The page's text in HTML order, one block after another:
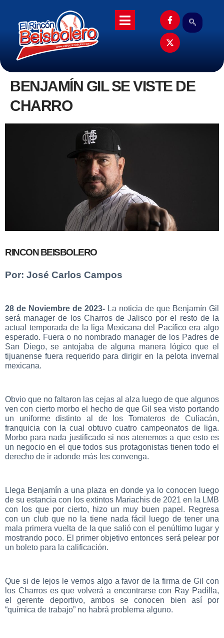
BENJAMÍN GIL SE VISTE DE
CHARRO
RINCON BEISBOLERO
Por: José Carlos Campos
28 de Noviembre de 2023- La noticia de que Benjamín Gil
será manager de los Charros de Jalisco por el resto de la
actual temporada de la liga Mexicana del Pacífico era algo
esperado. Fuera o no nombrado manager de los Padres de
San Diego, se antojaba de alguna manera lógico que el
tijuanense fuera requerido para dirigir en la pelota invernal
mexicana.
Obvio que no faltaron las cejas al alza luego de que algunos
ven con cierto morbo el hecho de que Gil sea visto portando
un uniforme distinto al de los Tomateros de Culiacán,
franquicia con la cual obtuvo cuatro campeonatos de liga.
Morbo para nada justificado si nos atenemos a que esto es
un negocio en el que todos sus protagonistas tienen todo el
derecho de ir adonde más les convenga.
Llega Benjamín a una plaza en donde ya lo conocen luego
de su estancia con los extintos Mariachis de 2021 en la LMB
con los que por cierto, hizo un muy buen papel. Regresa
con un club que no la tiene nada fácil luego de tener una
mala primera vuelta de la que salió con el penúltimo lugar y
mostrando poco. El primer objetivo entonces será pelear por
un boleto para la calificación.
Que si de lejos le vemos algo a favor de la firma de Gil con
los Charros es que volverá a encontrarse con Ray Padilla,
el gerente deportivo, ambos se conocen bien así por
“química de trabajo” no habrá problema alguno.